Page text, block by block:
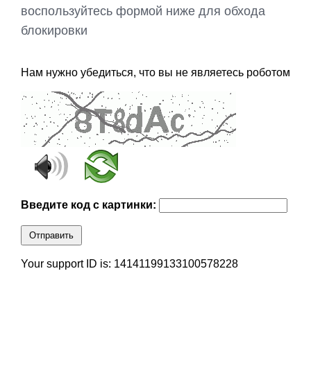
воспользуйтесь формой ниже для обхода
блокировки
Нам нужно убедиться, что вы не являетесь роботом
Введите код с картинки:
Отправить
Your support ID is: 14141199133100578228